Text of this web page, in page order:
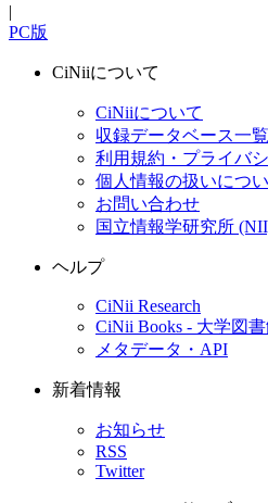
|
PC版
CiNiiについて
CiNiiについて
収録データベース一覧
利用規約・プライバ
個人情報の扱いにつ
お問い合わせ
国立情報学研究所
ヘルプ
CiNii Research
CiNii Books - 大学図
メタデータ・API
新着情報
お知らせ
RSS
Twitter